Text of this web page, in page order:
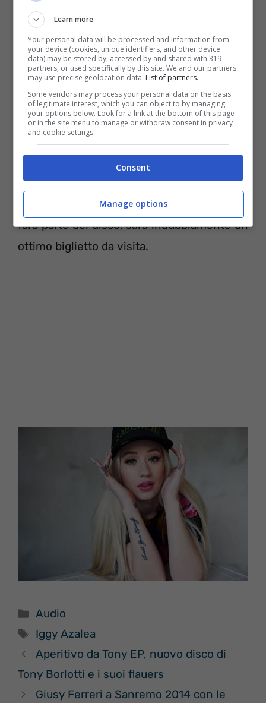
suoi ultimi 3 singoli. Un motivo per il quale
Iggy Azalea non abbia ancora pubblicato il
disco d’esordio “The New Classic”, in realtà
c’è: l’artista è stata impegnata ad aprire i
concerti in Australia, del “Mrs Carter World
Tour” di Beyoncé, e quindi non ha avuto il
tempo di promuovere a dovere il tanto
atteso debut album, portando l’etichetta
discografica a posticiparne il rilascio al
2014. Una cosa è certa: se questa canzone
farà parte del disco, sarà indubbiamente un
ottimo biglietto da visita.
Categorie
Audio
Tag
Iggy Azalea
Aperitivo da Tony EP, nuovo disco di
Tony Borlotti e i suoi flauers
Giusy Ferreri a Sanremo 2014 con le
Learn more
Your personal data will be processed and information from
your device (cookies, unique identifiers, and other device
data) may be stored by, accessed by and shared with 319
partners, or used specifically by this site. We and our partners
may use precise geolocation data. List of partners.
Some vendors may process your personal data on the basis
of legitimate interest, which you can object to by managing
your options below. Look for a link at the bottom of this page
or in the site menu to manage or withdraw consent in privacy
and cookie settings.
Consent
Manage options